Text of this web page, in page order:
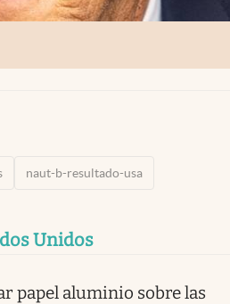
naut-b-resultado-usa
Unidos
papel aluminio sobre las